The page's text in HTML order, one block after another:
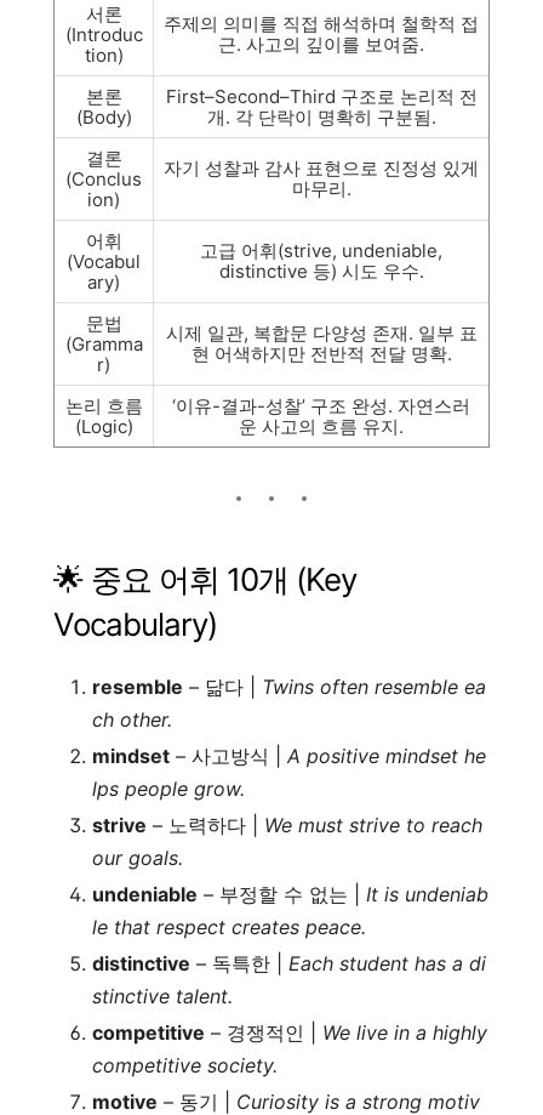
서론
(Introduc
tion)
주제의 의미를 직접 해석하며 철학적 접
근. 사고의 깊이를 보여줌.
본론
(Body)
First–Second–Third 구조로 논리적 전
개. 각 단락이 명확히 구분됨.
결론
(Conclus
ion)
자기 성찰과 감사 표현으로 진정성 있게
마무리.
어휘
(Vocabul
ary)
고급 어휘(strive, undeniable,
distinctive 등) 시도 우수.
문법
(Gramma
r)
시제 일관, 복합문 다양성 존재. 일부 표
현 어색하지만 전반적 전달 명확.
논리 흐름
(Logic)
‘이유-결과-성찰’ 구조 완성. 자연스러
운 사고의 흐름 유지.
🌟 중요 어휘 10개 (Key
Vocabulary)
resemble – 닮다 | Twins often resemble ea
ch other.
mindset – 사고방식 | A positive mindset he
lps people grow.
strive – 노력하다 | We must strive to reach
our goals.
undeniable – 부정할 수 없는 | It is undeniab
le that respect creates peace.
distinctive – 독특한 | Each student has a di
stinctive talent.
competitive – 경쟁적인 | We live in a highly
competitive society.
motive – 동기 | Curiosity is a strong motiv